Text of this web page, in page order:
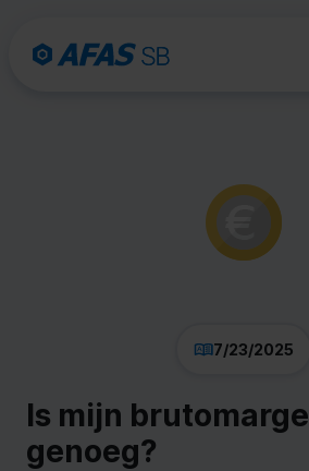
7/23/2025
Is mijn
genoeg?